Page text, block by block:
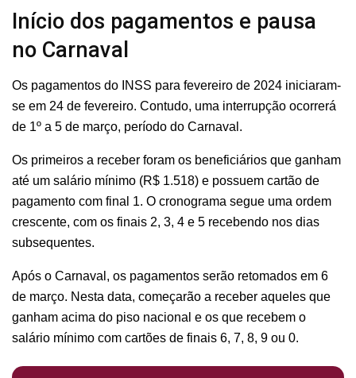
Início dos pagamentos e pausa
no Carnaval
Os pagamentos do INSS para fevereiro de 2024 iniciaram-
se em 24 de fevereiro. Contudo, uma interrupção ocorrerá
de 1º a 5 de março, período do Carnaval.
Os primeiros a receber foram os beneficiários que ganham
até um salário mínimo (R$ 1.518) e possuem cartão de
pagamento com final 1. O cronograma segue uma ordem
crescente, com os finais 2, 3, 4 e 5 recebendo nos dias
subsequentes.
Após o Carnaval, os pagamentos serão retomados em 6
de março. Nesta data, começarão a receber aqueles que
ganham acima do piso nacional e os que recebem o
salário mínimo com cartões de finais 6, 7, 8, 9 ou 0.